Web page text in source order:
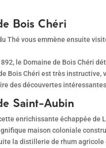
Bois Chéri
Thé vous emmène ensuite
le Domaine de Bois Chéri
Bois Chéri est très
des découvertes
Saint-Aubin
enrichissante échappée de
maison coloniale
la distillerie de rhum